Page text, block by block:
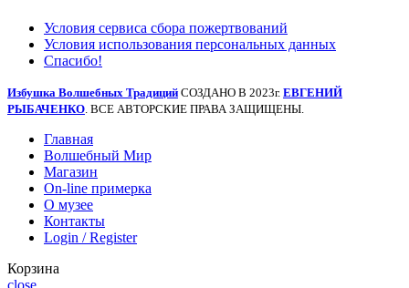
Условия сервиса сбора пожертвований
Условия использования персональных данных
Спасибо!
Избушка Волшебных Традиций СОЗДАНО В 2023г. ЕВГЕНИЙ
РЫБАЧЕНКО. ВСЕ АВТОРСКИЕ ПРАВА ЗАЩИЩЕНЫ.
Главная
Волшебный Мир
Магазин
On-line примерка
О музее
Контакты
Login / Register
Корзина